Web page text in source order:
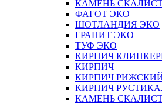
КАМЕНЬ
ФАГОТ ЭКО
ШОТЛАНДИЯ ЭКО
ГРАНИТ ЭКО
ТУФ ЭКО
КИРПИЧ
КИРПИЧ
КИРПИЧ
КИРПИЧ
КАМЕНЬ